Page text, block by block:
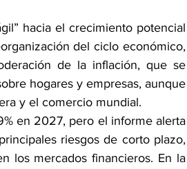
hacia el crecimiento potencial
del ciclo económico,
de la inflación, que se
hogares y empresas, aunque
y el comercio mundial.
en 2027, pero el informe alerta
riesgos de corto plazo,
los mercados financieros. En la